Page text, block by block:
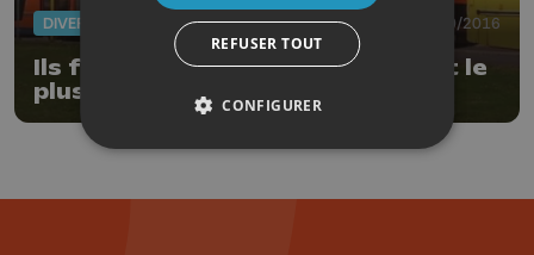
DIVERS 22/10/2016
Ils font rouler d'anciens bus, dont le
plus ancien articulé
REFUSER TOUT
CONFIGURER